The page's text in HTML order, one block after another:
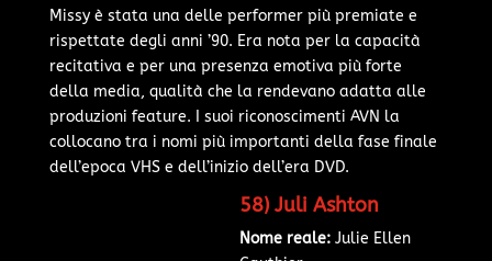
Missy è stata una delle performer più premiate e
rispettate degli anni ’90. Era nota per la capacità
recitativa e per una presenza emotiva più forte
della media, qualità che la rendevano adatta alle
produzioni feature. I suoi riconoscimenti AVN la
collocano tra i nomi più importanti della fase finale
dell’epoca VHS e dell’inizio dell’era DVD.
58) Juli Ashton
Nome reale:Julie Ellen